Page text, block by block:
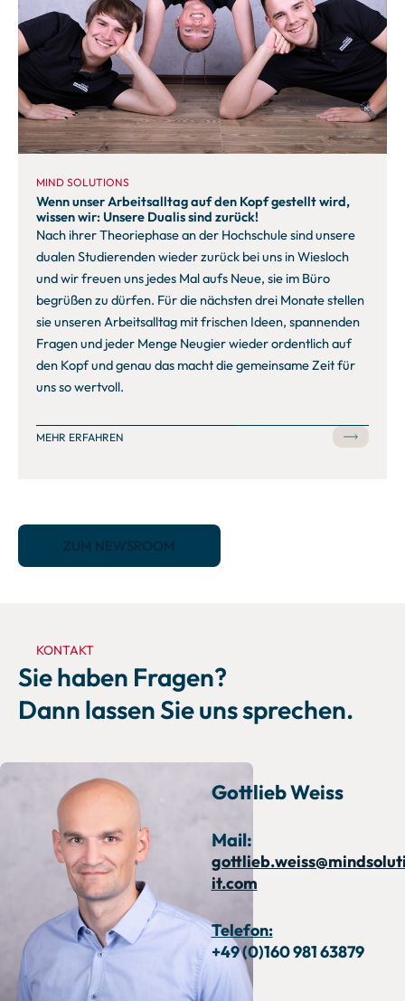
MIND SOLUTIONS
Wenn unser Arbeitsalltag auf den Kopf gestellt wird,
wissen wir: Unsere Dualis sind zurück!
Nach ihrer Theoriephase an der Hochschule sind unsere
dualen Studierenden wieder zurück bei uns in Wiesloch
und wir freuen uns jedes Mal aufs Neue, sie im Büro
begrüßen zu dürfen. Für die nächsten drei Monate stellen
sie unseren Arbeitsalltag mit frischen Ideen, spannenden
Fragen und jeder Menge Neugier wieder ordentlich auf
den Kopf und genau das macht die gemeinsame Zeit für
uns so wertvoll.
MEHR ERFAHREN
ZUM NEWSROOM
KONTAKT
Sie haben Fragen?
Dann lassen Sie uns sprechen.
Gottlieb Weiss
Mail:
it.com
Telefon:
+49 (0)160 981 63879